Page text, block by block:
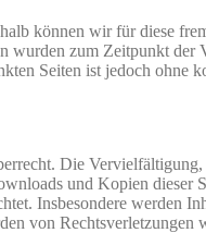
können wir für diese
zum Zeitpunkt
Seiten ist jedoch ohne
Die
und Kopien dieser
Insbesondere werden
von Rechtsverletzungen